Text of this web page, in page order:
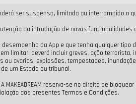
ser suspenso, limitado ou interrompido a
ou introdução de novas funcionalidades
da App e que tenha qualquer
deverá incluir greves, ação terrorista,
avarias, explosões, tempestades,
um Estado ou tribunal.
reserva-se no direito de
dos presentes Termos e Condições.